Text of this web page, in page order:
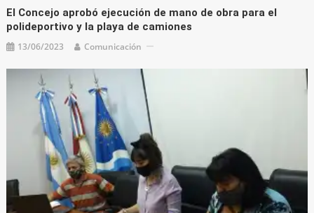
El Concejo aprobó ejecución de mano de obra para el
polideportivo y la playa de camiones
13/06/2023 Comunicación